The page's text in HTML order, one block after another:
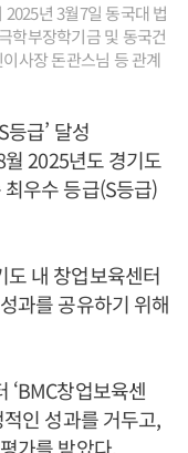
년 3월7일 동국대 법
학부장학기금 및 동국건
사장 돈관스님 등 관계
급’ 달성
2025년도 경기도
우수 등급(S등급)
내 창업보육센터
과를 공유하기 위해
‘BMC창업보육센
인 성과를 거두고,